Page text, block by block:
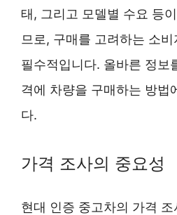
태, 그리고 모델별 수요 등
므로, 구매를 고려하는 소
필수적입니다. 올바른 정보
격에 차량을 구매하는 방법
다.
가격 조사의 중요성
현대 인증 중고차의 가격